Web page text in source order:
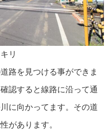
リ
路を見つける事ができま
認すると線路に沿って通
に向かってます。その道
があります。